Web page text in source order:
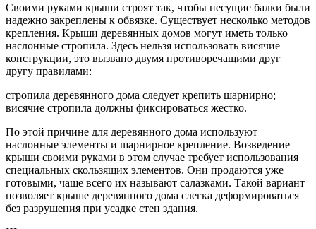
Своими руками крыши строят так, чтобы несущие балки были
надежно закреплены к обвязке. Существует несколько методов
крепления. Крыши деревянных домов могут иметь только
наслонные стропила. Здесь нельзя использовать висячие
конструкции, это вызвано двумя противоречащими друг
другу правилами:
стропила деревянного дома следует крепить шарнирно;
висячие стропила должны фиксироваться жестко.
По этой причине для деревянного дома используют
наслонные элементы и шарнирное крепление. Возведение
крыши своими руками в этом случае требует использования
специальных скользящих элементов. Они продаются уже
готовыми, чаще всего их называют салазками. Такой вариант
позволяет крыше деревянного дома слегка деформироваться
без разрушения при усадке стен здания.